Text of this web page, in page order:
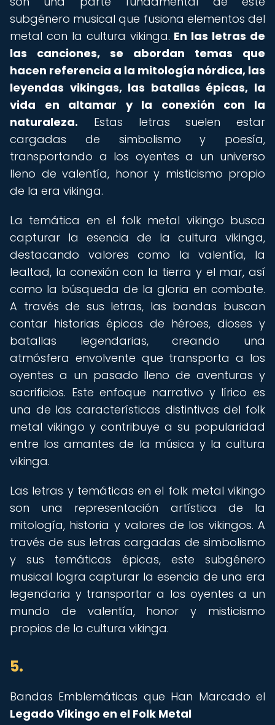
subgénero musical que fusiona elementos del
metal con la cultura vikinga. En las letras de
las canciones, se abordan temas que
hacen referencia a la mitología nórdica, las
leyendas vikingas, las batallas épicas, la
vida en altamar y la conexión con la
naturaleza. Estas letras suelen estar
cargadas de simbolismo y poesía,
transportando a los oyentes a un universo
lleno de valentía, honor y misticismo propio
de la era vikinga.
La temática en el folk metal vikingo busca
capturar la esencia de la cultura vikinga,
destacando valores como la valentía, la
lealtad, la conexión con la tierra y el mar, así
como la búsqueda de la gloria en combate.
A través de sus letras, las bandas buscan
contar historias épicas de héroes, dioses y
batallas legendarias, creando una
atmósfera envolvente que transporta a los
oyentes a un pasado lleno de aventuras y
sacrificios. Este enfoque narrativo y lírico es
una de las características distintivas del folk
metal vikingo y contribuye a su popularidad
entre los amantes de la música y la cultura
vikinga.
Las letras y temáticas en el folk metal vikingo
son una representación artística de la
mitología, historia y valores de los vikingos. A
través de sus letras cargadas de simbolismo
y sus temáticas épicas, este subgénero
musical logra capturar la esencia de una era
legendaria y transportar a los oyentes a un
mundo de valentía, honor y misticismo
propios de la cultura vikinga.
5.
Bandas Emblemáticas que Han Marcado el
Legado Vikingo en el Folk Metal